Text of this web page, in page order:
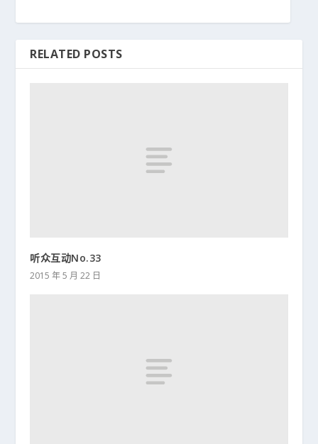
RELATED POSTS
听众互动No.33
2015 年 5 月 22 日